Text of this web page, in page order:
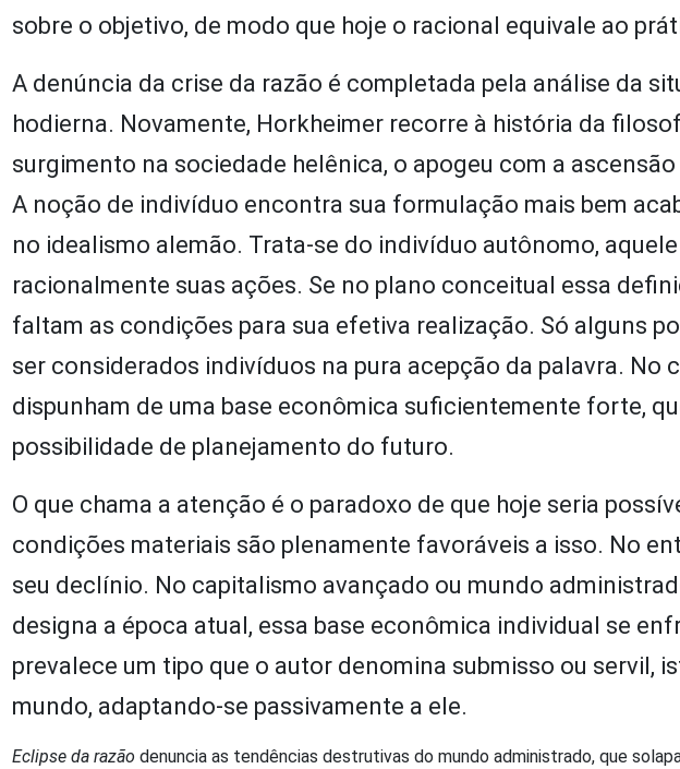
sobre o objetivo, de modo que hoje o racional equivale ao
A denúncia da crise da razão é completada pela análise da
hodierna. Novamente, Horkheimer recorre à história da
surgimento na sociedade helênica, o apogeu com a
A noção de indivíduo encontra sua formulação mais bem
no idealismo alemão. Trata-se do indivíduo autônomo,
racionalmente suas ações. Se no plano conceitual essa
faltam as condições para sua efetiva realização. Só alguns
ser considerados indivíduos na pura acepção da palavra. No
dispunham de uma base econômica suficientemente forte,
possibilidade de planejamento do futuro.
O que chama a atenção é o paradoxo de que hoje seria
condições materiais são plenamente favoráveis a isso. No
seu declínio. No capitalismo avançado ou mundo
designa a época atual, essa base econômica individual se
prevalece um tipo que o autor denomina submisso ou servil,
mundo, adaptando-se passivamente a ele.
Eclipse da razão denuncia as tendências destrutivas do mundo administrado, que